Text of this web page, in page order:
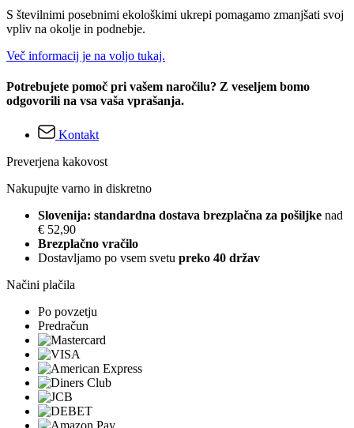
S številnimi posebnimi ekološkimi ukrepi pomagamo zmanjšati svoj
vpliv na okolje in podnebje.
Več informacij je na voljo tukaj.
Potrebujete pomoč pri vašem naročilu? Z veseljem bomo
odgovorili na vsa vaša vprašanja.
Kontakt
Preverjena kakovost
Nakupujte varno in diskretno
Slovenija: standardna dostava brezplačna za pošiljke nad
€ 52,90
Brezplačno vračilo
Dostavljamo po vsem svetu preko 40 držav
Načini plačila
Po povzetju
Predračun